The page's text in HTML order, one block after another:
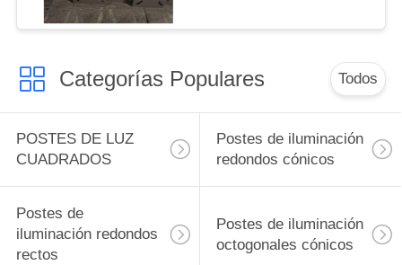
Categorías Populares Todos
POSTES DE LUZ
CUADRADOS
Postes de iluminación
redondos cónicos
Postes de
iluminación redondos
rectos
Postes de iluminación
octogonales cónicos